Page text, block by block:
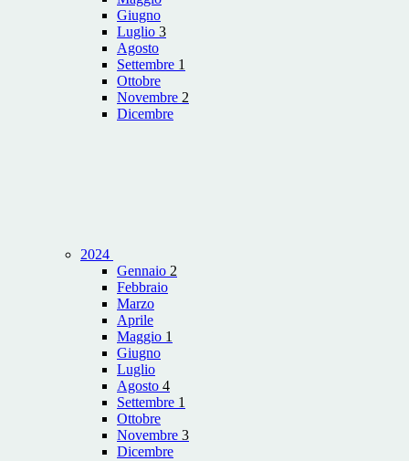
Giugno
Luglio 3
Agosto
Settembre 1
Ottobre
Novembre 2
Dicembre
2024
Gennaio 2
Febbraio
Marzo
Aprile
Maggio 1
Giugno
Luglio
Agosto 4
Settembre 1
Ottobre
Novembre 3
Dicembre